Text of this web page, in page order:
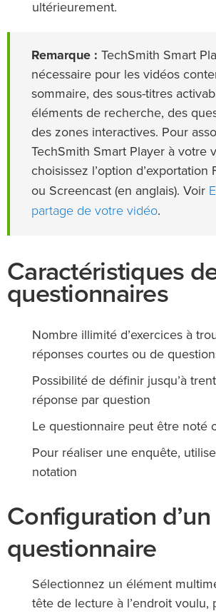
ultérieurement.
Remarque : TechSmith Smart
nécessaire pour les vidéos
sommaire, des sous-titres
éléments de recherche, des
des zones interactives. Pour
TechSmith Smart Player à votre
choisissez l’option d’exportation
ou Screencast (en anglais). Voir
partage de votre vidéo.
Caractéristiques
questionnaires
Nombre illimité d’exercices à
réponses courtes ou de
Possibilité de définir jusqu’à
réponse par question
Le questionnaire peut être noté
Pour réaliser une enquête,
notation
Configuration d’un
questionnaire
Sélectionnez un élément
tête de lecture à l’endroit voulu,